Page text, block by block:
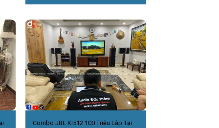
Combo JBL KI512 100 Triệu.Lắp Tại